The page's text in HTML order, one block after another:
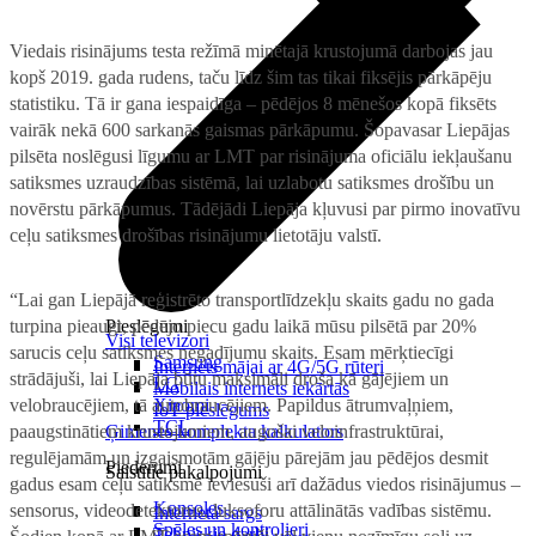
Pieslēgumi
Internets mājai ar 4G/5G rūteri
Mobilais internets iekārtās
IoT pieslēgums
Ģimenes komplekta kalkulators
Saistītie pakalpojumi
Interneta sargs
Visi televizori
Samsung
LG
Xiaomi
TCL
Piederumi
Konsoles
Spēles un kontrolieri
Viedais risinājums testa režīmā minētajā krustojumā darbojas jau
kopš 2019. gada rudens, taču līdz šim tas tikai fiksējis pārkāpēju
statistiku. Tā ir gana iespaidīga – pēdējos 8 mēnešos kopā fiksēts
vairāk nekā 600 sarkanās gaismas pārkāpumu. Šopavasar Liepājas
pilsēta noslēgusi līgumu ar LMT par risinājuma oficiālu iekļaušanu
satiksmes uzraudzības sistēmā, lai uzlabotu satiksmes drošību un
novērstu pārkāpumus. Tādējādi Liepāja kļuvusi par pirmo inovatīvu
ceļu satiksmes drošības risinājumu lietotāju valstī.
“Lai gan Liepājā reģistrēto transportlīdzekļu skaits gadu no gada
turpina pieaugt, pēdējo piecu gadu laikā mūsu pilsētā par 20%
sarucis ceļu satiksmes negadījumu skaits. Esam mērķtiecīgi
strādājuši, lai Liepāja būtu maksimāli droša kā gājējiem un
velobraucējiem, tā autobraucējiem. Papildus ātrumvaļņiem,
paaugstinātiem krustojumiem, augošai veloinfrastruktūrai,
regulējamām un izgaismotām gājēju pārejām jau pēdējos desmit
gadus esam ceļu satiksmē ieviesuši arī dažādus viedos risinājumus –
sensorus, videodetektorus, luksoforu attālinātās vadības sistēmu.